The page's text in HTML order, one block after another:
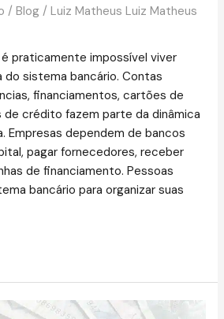
/Blog /Luiz Matheus Luiz Matheus
praticamente impossível viver
sistema bancário. Contas
financiamentos, cartões de
crédito fazem parte da dinâmica
Empresas dependem de bancos
pagar fornecedores, receber
de financiamento. Pessoas
bancário para organizar suas